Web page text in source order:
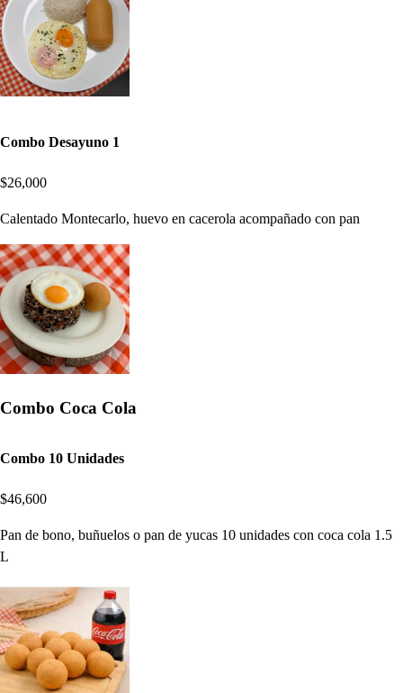
Combo Desayuno 1
$26,000
Calentado Montecarlo, huevo en cacerola acompañado con pan
Combo Coca Cola
Combo 10 Unidades
$46,600
Pan de bono, buñuelos o pan de yucas 10 unidades con coca cola 1.5
L